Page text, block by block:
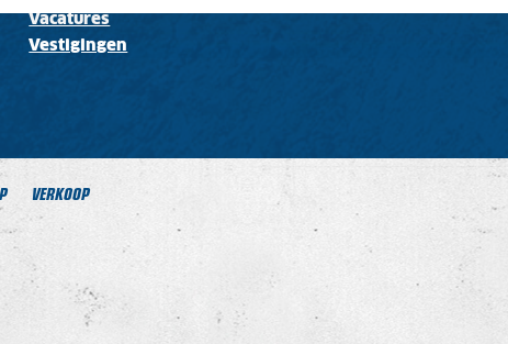
Vacatures
Vestigingen
VERKOOP